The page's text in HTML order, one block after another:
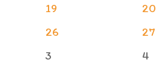
19 20
26 27
3 4